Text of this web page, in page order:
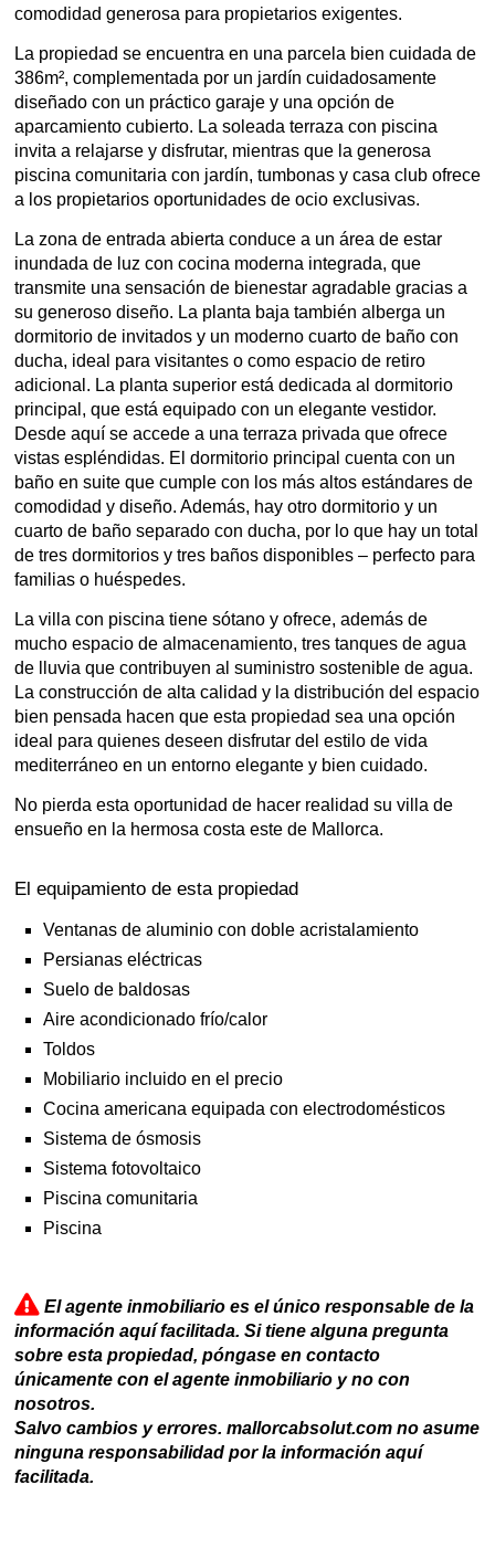
comodidad generosa para propietarios exigentes.
La propiedad se encuentra en una parcela bien cuidada de
386m², complementada por un jardín cuidadosamente
diseñado con un práctico garaje y una opción de
aparcamiento cubierto. La soleada terraza con piscina
invita a relajarse y disfrutar, mientras que la generosa
piscina comunitaria con jardín, tumbonas y casa club ofrece
a los propietarios oportunidades de ocio exclusivas.
La zona de entrada abierta conduce a un área de estar
inundada de luz con cocina moderna integrada, que
transmite una sensación de bienestar agradable gracias a
su generoso diseño. La planta baja también alberga un
dormitorio de invitados y un moderno cuarto de baño con
ducha, ideal para visitantes o como espacio de retiro
adicional. La planta superior está dedicada al dormitorio
principal, que está equipado con un elegante vestidor.
Desde aquí se accede a una terraza privada que ofrece
vistas espléndidas. El dormitorio principal cuenta con un
baño en suite que cumple con los más altos estándares de
comodidad y diseño. Además, hay otro dormitorio y un
cuarto de baño separado con ducha, por lo que hay un total
de tres dormitorios y tres baños disponibles – perfecto para
familias o huéspedes.
La villa con piscina tiene sótano y ofrece, además de
mucho espacio de almacenamiento, tres tanques de agua
de lluvia que contribuyen al suministro sostenible de agua.
La construcción de alta calidad y la distribución del espacio
bien pensada hacen que esta propiedad sea una opción
ideal para quienes deseen disfrutar del estilo de vida
mediterráneo en un entorno elegante y bien cuidado.
No pierda esta oportunidad de hacer realidad su villa de
ensueño en la hermosa costa este de Mallorca.
El equipamiento de esta propiedad
Ventanas de aluminio con doble acristalamiento
Persianas eléctricas
Suelo de baldosas
Aire acondicionado frío/calor
Toldos
Mobiliario incluido en el precio
Cocina americana equipada con electrodomésticos
Sistema de ósmosis
Sistema fotovoltaico
Piscina comunitaria
Piscina
El agente inmobiliario es el único responsable de la
información aquí facilitada. Si tiene alguna pregunta
sobre esta propiedad, póngase en contacto
únicamente con el agente inmobiliario y no con
nosotros.
Salvo cambios y errores. mallorcabsolut.com no asume
ninguna responsabilidad por la información aquí
facilitada.